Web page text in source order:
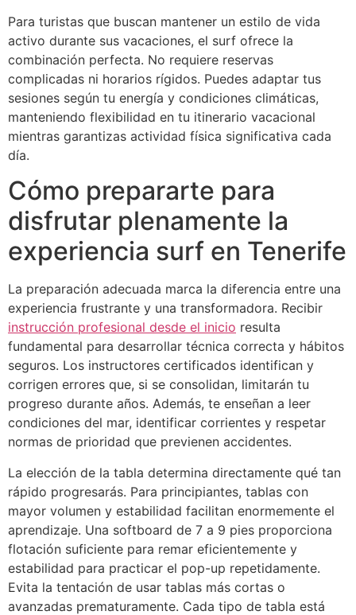
Para turistas que buscan mantener un estilo de vida
activo durante sus vacaciones, el surf ofrece la
combinación perfecta. No requiere reservas
complicadas ni horarios rígidos. Puedes adaptar tus
sesiones según tu energía y condiciones climáticas,
manteniendo flexibilidad en tu itinerario vacacional
mientras garantizas actividad física significativa cada
día.
Cómo prepararte para
disfrutar plenamente la
experiencia surf en Tenerife
La preparación adecuada marca la diferencia entre una
experiencia frustrante y una transformadora. Recibir
instrucción profesional desde el inicio resulta
fundamental para desarrollar técnica correcta y hábitos
seguros. Los instructores certificados identifican y
corrigen errores que, si se consolidan, limitarán tu
progreso durante años. Además, te enseñan a leer
condiciones del mar, identificar corrientes y respetar
normas de prioridad que previenen accidentes.
La elección de la tabla determina directamente qué tan
rápido progresarás. Para principiantes, tablas con
mayor volumen y estabilidad facilitan enormemente el
aprendizaje. Una softboard de 7 a 9 pies proporciona
flotación suficiente para remar eficientemente y
estabilidad para practicar el pop-up repetidamente.
Evita la tentación de usar tablas más cortas o
avanzadas prematuramente. Cada tipo de tabla está